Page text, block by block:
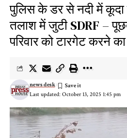
पुलिस के डर से नदी में कूदा
तलाश में जुटी SDRF –
परिवार को टारगेट करने
Last updated: October 13, 2025 1:45 pm
news desk